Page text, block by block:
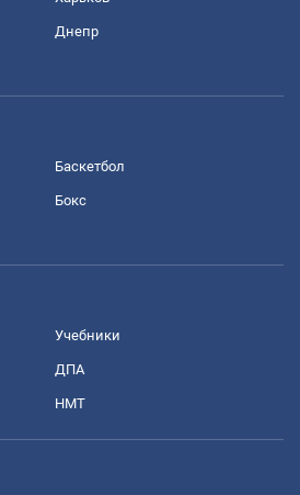
Днепр
Баскетбол
Бокс
Учебники
ДПА
НМТ